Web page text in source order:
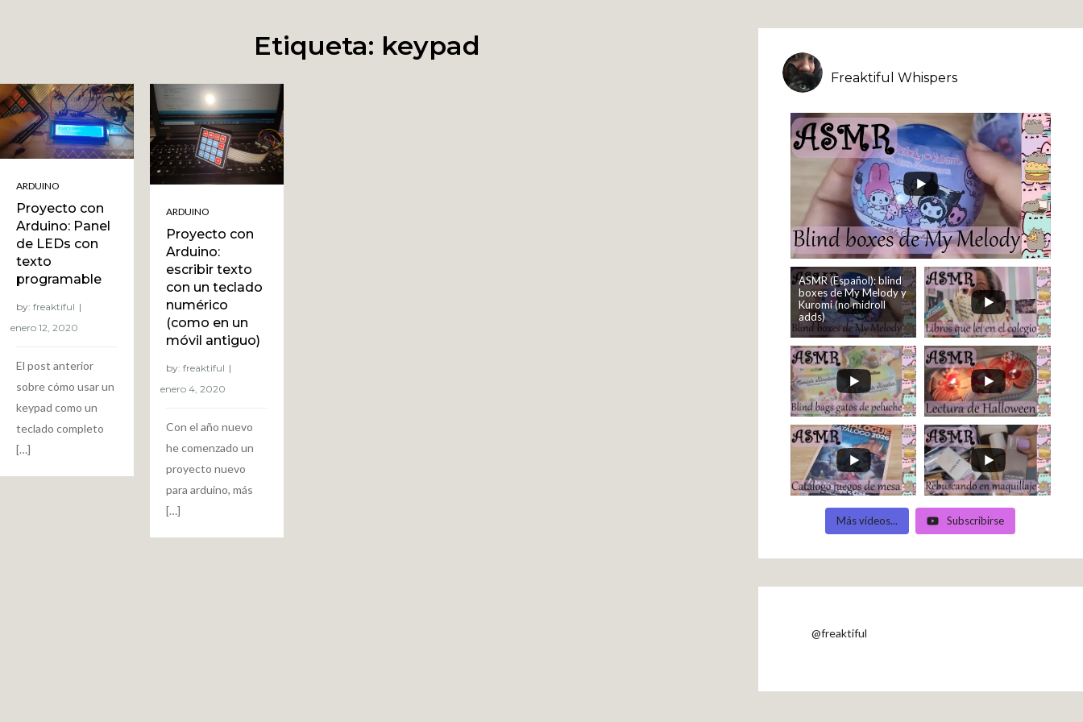
Etiqueta: keypad
ARDUINO
Proyecto con
Arduino: Panel
de LEDs con
texto
programable
by: freaktiful
El post anterior
sobre cómo usar un
keypad como un
teclado completo
[…]
ARDUINO
Proyecto con
Arduino:
escribir texto
con un teclado
numérico
(como en un
móvil antiguo)
by:freaktiful
Con el año nuevo
he comenzado un
proyecto nuevo
para arduino, más
[…]
Freaktiful Whispers
ASMR (Español): blind
boxes de My Melody y
Kuromi (no midroll
adds)
Más vídeos... Subscribirse
@freaktiful